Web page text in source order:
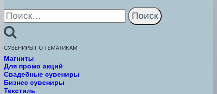
Найти:
СУВЕНИРЫ ПО ТЕМАТИКАМ
Магниты
Для промо акций
Свадебные сувениры
Бизнес сувениры
Текстиль